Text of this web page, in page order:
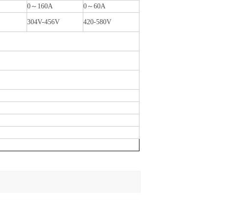
0～160A 0～60A
304V-456V 420-580V